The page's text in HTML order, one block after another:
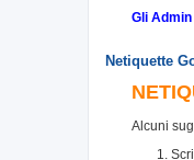
Gli Admin
Netiquette
Alcuni